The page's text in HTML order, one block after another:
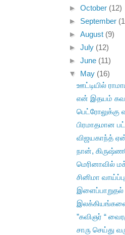
►October (12)
► September
►August (9)
►July (12)
►June (11)
▼
May (16)
ஊட்டியில்
என் இதயம்
பெட்ரோலுக்கு
பிரமாதமான
விஜயகாந்த் ஏன்
நான்,
மெரினாவில்
சினிமா
”கவிஞர் “
சாரு செய்து